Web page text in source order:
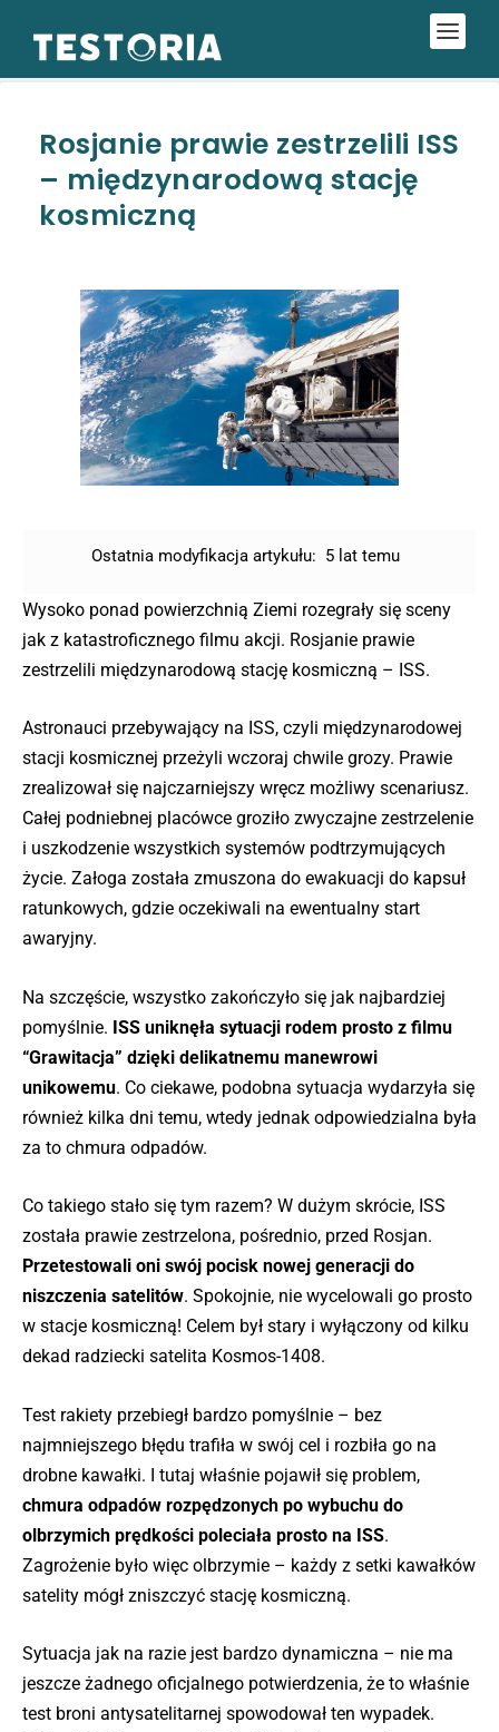
Rosjanie prawie zestrzelili ISS
– międzynarodową stację
kosmiczną
Ostatnia modyfikacja artykułu: 5 lat temu
Wysoko ponad powierzchnią Ziemi rozegrały się sceny
jak z katastroficznego filmu akcji. Rosjanie prawie
zestrzelili międzynarodową stację kosmiczną – ISS.
Astronauci przebywający na ISS, czyli międzynarodowej
stacji kosmicznej przeżyli wczoraj chwile grozy. Prawie
zrealizował się najczarniejszy wręcz możliwy scenariusz.
Całej podniebnej placówce groziło zwyczajne zestrzelenie
i uszkodzenie wszystkich systemów podtrzymujących
życie. Załoga została zmuszona do ewakuacji do kapsuł
ratunkowych, gdzie oczekiwali na ewentualny start
awaryjny.
Na szczęście, wszystko zakończyło się jak najbardziej
pomyślnie. ISS uniknęła sytuacji rodem prosto z filmu
“Grawitacja” dzięki delikatnemu manewrowi
unikowemu. Co ciekawe, podobna sytuacja wydarzyła się
również kilka dni temu, wtedy jednak odpowiedzialna była
za to chmura odpadów.
Co takiego stało się tym razem? W dużym skrócie, ISS
została prawie zestrzelona, pośrednio, przed Rosjan.
Przetestowali oni swój pocisk nowej generacji do
niszczenia satelitów. Spokojnie, nie wycelowali go prosto
w stacje kosmiczną! Celem był stary i wyłączony od kilku
dekad radziecki satelita Kosmos-1408.
Test rakiety przebiegł bardzo pomyślnie – bez
najmniejszego błędu trafiła w swój cel i rozbiła go na
drobne kawałki. I tutaj właśnie pojawił się problem,
chmura odpadów rozpędzonych po wybuchu do
olbrzymich prędkości poleciała prosto na ISS.
Zagrożenie było więc olbrzymie – każdy z setki kawałków
satelity mógł zniszczyć stację kosmiczną.
Sytuacja jak na razie jest bardzo dynamiczna – nie ma
jeszcze żadnego oficjalnego potwierdzenia, że to właśnie
test broni antysatelitarnej spowodował ten wypadek.